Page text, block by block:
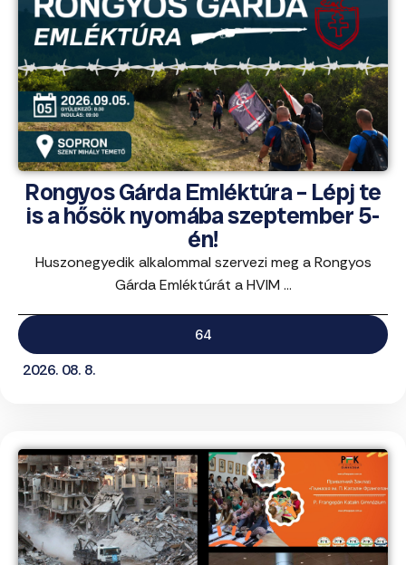
Rongyos Gárda Emléktúra – Lépj te
is a hősök nyomába szeptember 5-
én!
Huszonegyedik alkalommal szervezi meg a Rongyos
Gárda Emléktúrát a HVIM ...
64
2026. 08. 8.